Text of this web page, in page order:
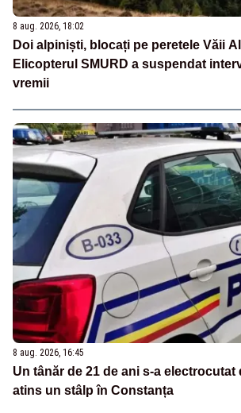
8 aug. 2026, 18:02
Doi alpiniști, blocați pe peretele Văii
Elicopterul SMURD a suspendat
vremii
8 aug. 2026, 16:45
Un tânăr de 21 de ani s-a electrocutat
atins un stâlp în Constanța